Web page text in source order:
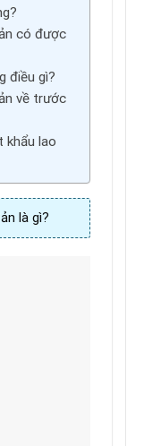
có được
điều gì?
về trước
khẩu lao
là gì?